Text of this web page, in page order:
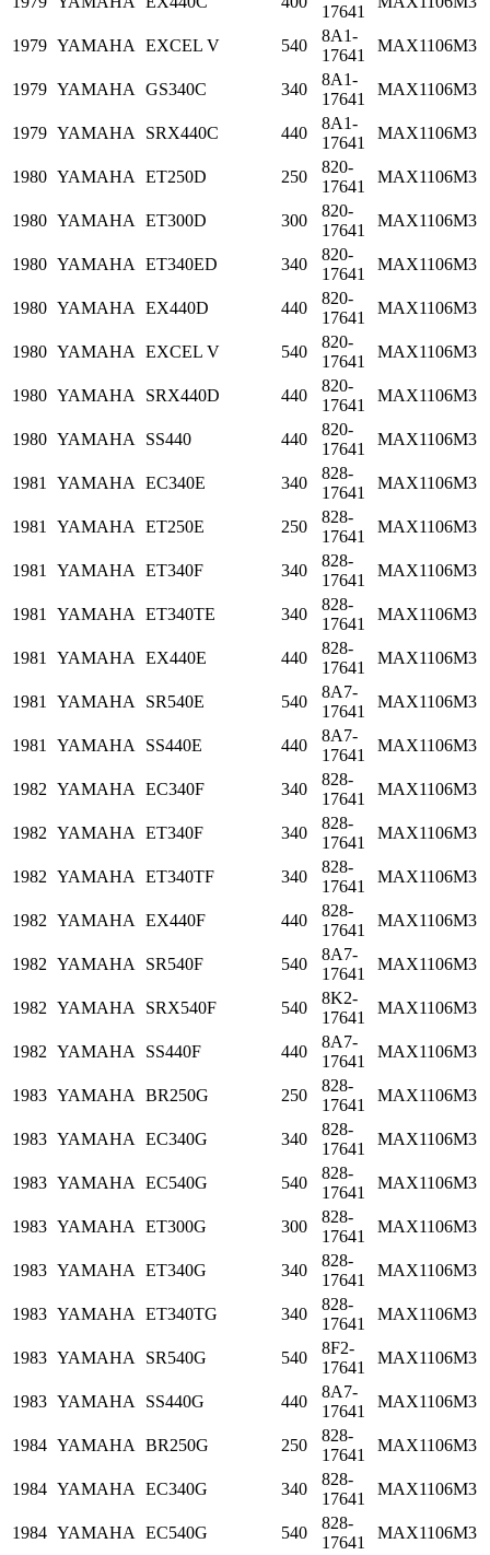
17641
1979 YAMAHA EXCEL V 540
8A1-
17641
MAX1106M3
1979 YAMAHA GS340C 340
8A1-
17641
MAX1106M3
1979 YAMAHA SRX440C 440
8A1-
17641
MAX1106M3
1980 YAMAHA ET250D 250
820-
17641
MAX1106M3
1980 YAMAHA ET300D 300
820-
17641
MAX1106M3
1980 YAMAHA ET340ED 340
820-
17641
MAX1106M3
1980 YAMAHA EX440D 440
820-
17641
MAX1106M3
1980 YAMAHA EXCEL V 540
820-
17641
MAX1106M3
1980 YAMAHA SRX440D 440
820-
17641
MAX1106M3
1980 YAMAHA SS440 440
820-
17641
MAX1106M3
1981 YAMAHA EC340E 340
828-
17641
MAX1106M3
1981 YAMAHA ET250E 250
828-
17641
MAX1106M3
1981 YAMAHA ET340F 340
828-
17641
MAX1106M3
1981 YAMAHA ET340TE 340
828-
17641
MAX1106M3
1981 YAMAHA EX440E 440
828-
17641
MAX1106M3
1981 YAMAHA SR540E 540
8A7-
17641
MAX1106M3
1981 YAMAHA SS440E 440
8A7-
17641
MAX1106M3
1982 YAMAHA EC340F 340
828-
17641
MAX1106M3
1982 YAMAHA ET340F 340
828-
17641
MAX1106M3
1982 YAMAHA ET340TF 340
828-
17641
MAX1106M3
1982 YAMAHA EX440F 440
828-
17641
MAX1106M3
1982 YAMAHA SR540F 540
8A7-
17641
MAX1106M3
1982 YAMAHA SRX540F 540
8K2-
17641
MAX1106M3
1982 YAMAHA SS440F 440
8A7-
17641
MAX1106M3
1983 YAMAHA BR250G 250
828-
17641
MAX1106M3
1983 YAMAHA EC340G 340
828-
17641
MAX1106M3
1983 YAMAHA EC540G 540
828-
17641
MAX1106M3
1983 YAMAHA ET300G 300
828-
17641
MAX1106M3
1983 YAMAHA ET340G 340
828-
17641
MAX1106M3
1983 YAMAHA ET340TG 340
828-
17641
MAX1106M3
1983 YAMAHA SR540G 540
8F2-
17641
MAX1106M3
1983 YAMAHA SS440G 440
8A7-
17641
MAX1106M3
1984 YAMAHA BR250G 250
828-
17641
MAX1106M3
1984 YAMAHA EC340G 340
828-
17641
MAX1106M3
1984 YAMAHA EC540G 540
828-
17641
MAX1106M3